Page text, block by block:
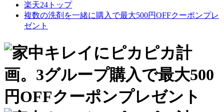
楽天24トップ
複数の洗剤を一緒に購入で最大500円OFFクーポンプレ
ゼント